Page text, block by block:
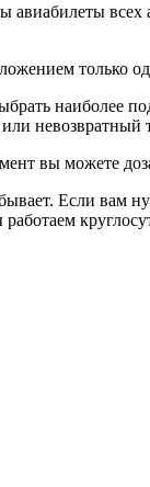
авиабилеты
только
наиболее
вы можете
Если вам